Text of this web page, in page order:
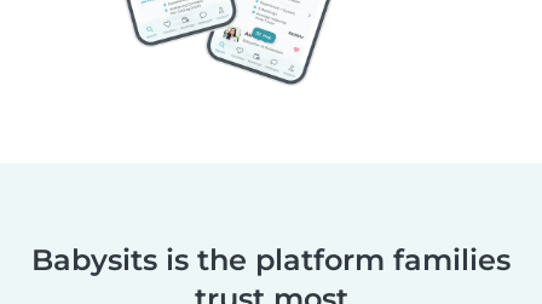
Babysits is the platform families